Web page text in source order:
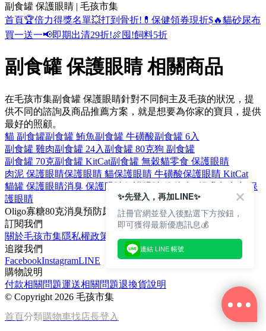
副食罐 保護眼睛 | 毛孩市集
首頁🏆倍力得獎名單💥打到骨折! 💊保健領券現折$🔥貓砂尿布
買一送一📢即期出清29折!🍖囤!飼料5折
副食罐 保護眼睛 相關商品
在毛孩市集副食罐 保護眼睛針對不同飼主及毛孩的狀況，提
供不同的諮詢及商品推薦方案，就是想要為你家的寶貝，提供
最好的照顧。
貓 副食罐副食罐 鮪魚副食罐 牛磺酸副食罐 6入
副食罐 雞肉副食罐 24入副食罐 80克狗 副食罐
副食罐 70克副食罐 KitCat副食罐 無穀貓零食 保護眼睛
肉泥 保護眼睛保護眼睛 貓保護眼睛 牛磺酸保護眼睛 KitCat
貓罐 保護眼睛消臭 保護眼睛
提升免疫力 保
護眼睛
Oligo寡糖80克消臭預防尿路結石舒緩
訂閱我們
關於毛孩市集隱私權政策
追蹤我們
FacebookInstagramLINE
購物說明
付款相關問題運送相關問題退換貨說明
© Copyright 2026 毛孩市集
首頁分類購物車找店長登入
✨先登入，再加LINE✨
註冊官網並登入後點選下方按鈕，
即可獲得最新優惠訊息💰
連結 LINE 帳號